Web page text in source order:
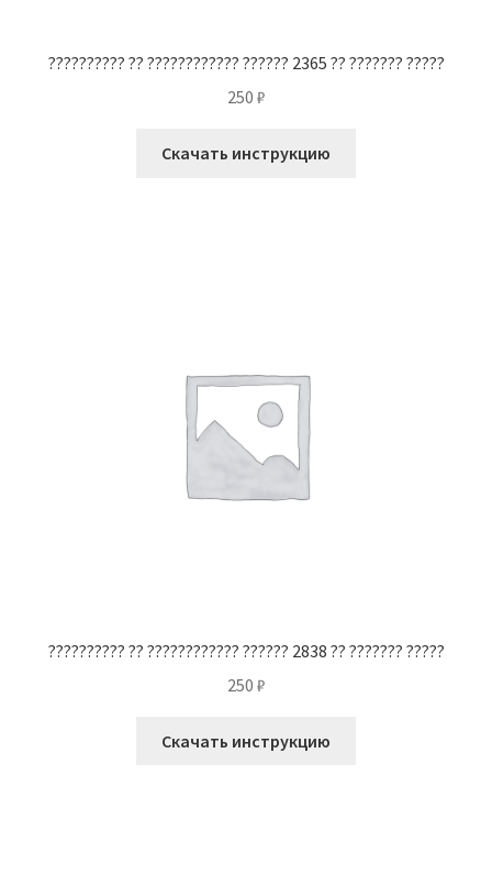
?????????? ?? ???????????? ?????? 2365 ?? ??????? ?????
250 ₽
Скачать инструкцию
?????????? ?? ???????????? ?????? 2838 ?? ??????? ?????
250 ₽
Скачать инструкцию